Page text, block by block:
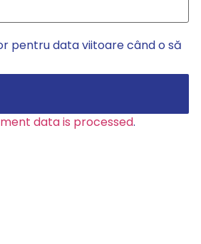
pentru data viitoare când o să
data is processed.